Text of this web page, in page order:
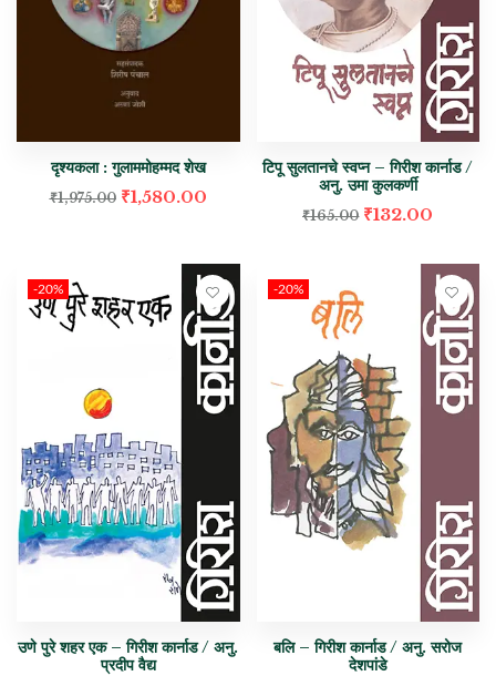
दृश्यकला : गुलाममोहम्मद शेख
₹1,975.00 ₹1,580.00
टिपू सुलतानचे स्वप्न – गिरीश कार्नाड /
अनु. उमा कुलकर्णी
₹165.00 ₹132.00
-20%
उणे पुरे शहर एक – गिरीश कार्नाड / अनु.
प्रदीप वैद्य
-20%
बलि – गिरीश कार्नाड / अनु. सरोज
देशपांडे